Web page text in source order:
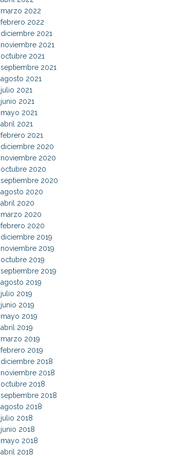
marzo 2022
febrero 2022
diciembre 2021
noviembre 2021
octubre 2021
septiembre 2021
agosto 2021
julio 2021
junio 2021
mayo 2021
abril 2021
febrero 2021
diciembre 2020
noviembre 2020
octubre 2020
septiembre 2020
agosto 2020
abril 2020
marzo 2020
febrero 2020
diciembre 2019
noviembre 2019
octubre 2019
septiembre 2019
agosto 2019
julio 2019
junio 2019
mayo 2019
abril 2019
marzo 2019
febrero 2019
diciembre 2018
noviembre 2018
octubre 2018
septiembre 2018
agosto 2018
julio 2018
junio 2018
mayo 2018
abril 2018